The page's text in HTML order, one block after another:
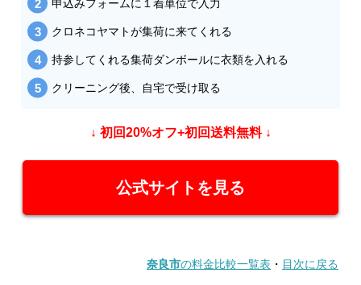
申込みフォームに１着単位で入力
クロネコヤマトが集荷に来てくれる
持参してくれる集荷ダンボールに衣類を入れる
クリーニング後、自宅で受け取る
↓ 初回20%オフ+初回送料無料 ↓
公式サイトを見る
奈良市の料金比較一覧表 ・ 目次に戻る